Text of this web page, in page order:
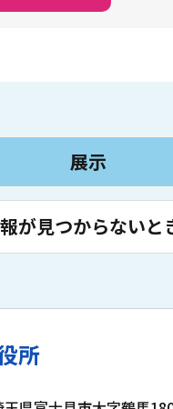
展示
が見つからないと
所